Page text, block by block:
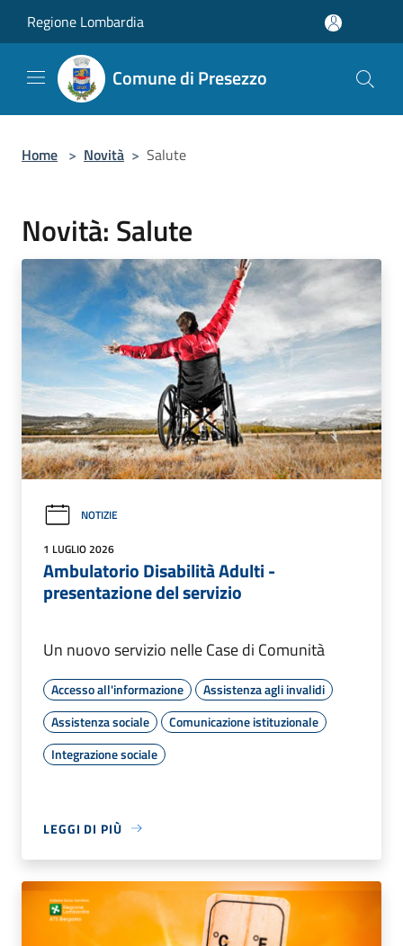
Regione Lombardia
Comune di Presezzo
Home > Novità > Salute
Novità: Salute
NOTIZIE
1 LUGLIO 2026
Ambulatorio Disabilità Adulti -
presentazione del servizio
Un nuovo servizio nelle Case di Comunità
Accesso all'informazione
Assistenza agli invalidi
Assistenza sociale
Comunicazione istituzionale
Integrazione sociale
LEGGI DI PIÙ